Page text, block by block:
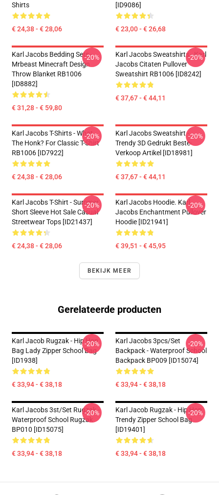
Shirts
€ 24,38 - € 28,06
[ID9086]
€ 23,00 - € 26,68
Karl Jacobs Bedding Sets -
Mrbeast Minecraft Design
Throw Blanket RB1006
[ID8882]
€ 31,28 - € 59,80
-20%
Karl Jacobs Sweatshirts - Karl
Jacobs Citaten Pullover
Sweatshirt RB1006 [ID8242]
€ 37,67 - € 44,11
-20%
Karl Jacobs T-Shirts - What
The Honk? For Classic T-Shirt
RB1006 [ID7922]
€ 24,38 - € 28,06
-20%
Karl Jacobs Sweatshirt -
Trendy 3D Gedrukt Beste-
Verkoop Artikel [ID18981]
€ 37,67 - € 44,11
-20%
Karl Jacobs T-Shirt - Summer
Short Sleeve Hot Sale Casual
Streetwear Tops [ID21437]
€ 24,38 - € 28,06
-20%
Karl Jacobs Hoodie. Karl
Jacobs Enchantment Pullover
Hoodie [ID21941]
€ 39,51 - € 45,95
-20%
BEKIJK MEER
Gerelateerde producten
Karl Jacob Rugzak - Hip Hop
Bag Lady Zipper School Bag
[ID1938]
€ 33,94 - € 38,18
-20%
Karl Jacobs 3pcs/set
Backpack - Waterproof School
Backpack BP009 [ID15074]
€ 33,94 - € 38,18
-20%
Karl Jacobs 3st/set Rugzak -
Waterproof School Rugzak
BP010 [ID15075]
€ 33,94 - € 38,18
-20%
Karl Jacob Rugzak - Hip Hop
Trendy Zipper School Bag
[ID19401]
€ 33,94 - € 38,18
-20%